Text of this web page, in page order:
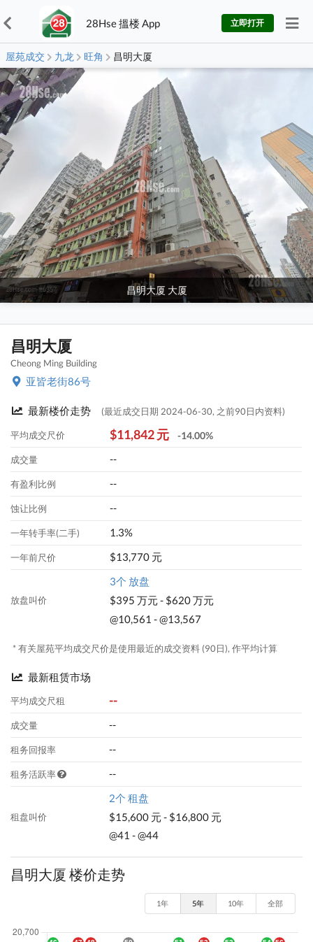
28Hse 搵楼 App 立即打开
屋苑成交 九龙 旺角 昌明大厦
昌明大厦 大厦
昌明大厦
Cheong Ming Building
亚皆老街86号
最新楼价走势 (最近成交日期 2024-06-30, 之前90日内资料)
平均成交尺价 $11,842 元 -14.00%
成交量 --
有盈利比例 --
蚀让比例 --
一年转手率(二手) 1.3%
一年前尺价 $13,770 元
放盘叫价
3个 放盘
$395 万元 - $620 万元
@10,561 - @13,567
* 有关屋苑平均成交尺价是使用最近的成交资料 (90日), 作平均计算
最新租赁市场
平均成交尺租 --
成交量 --
租务回报率 --
租务活跃率 --
租盘叫价
2个 租盘
$15,600 元 - $16,800 元
@41 - @44
昌明大厦 楼价走势
1年 5年 10年 全部